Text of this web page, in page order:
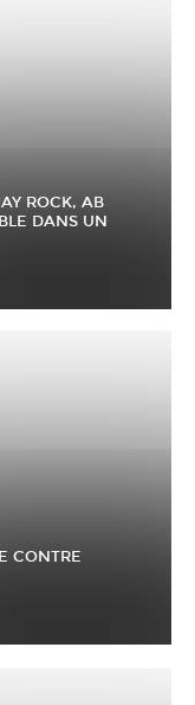
ROCK, AB
DANS UN
CONTRE